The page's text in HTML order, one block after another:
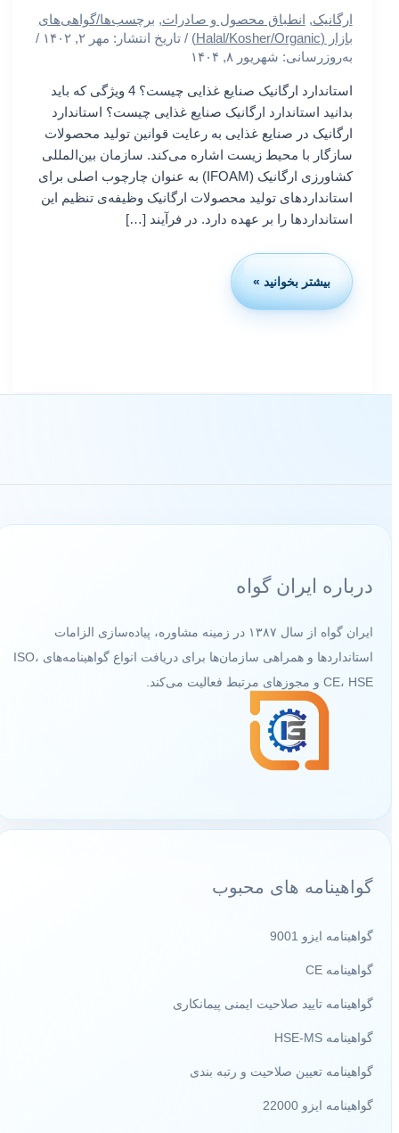
ارگانیک,انطباق محصول و صادرات,برچسب‌ها/گواهی‌های
بازار (Halal/Kosher/Organic)
/ تاریخ انتشار: مهر ۲, ۱۴۰۲
/
به‌روزرسانی: شهریور ۸, ۱۴۰۴
استاندارد ارگانیک صنایع غذایی چیست؟ 4 ویژگی که باید
بدانید استاندارد ارگانیک صنایع غذایی چیست؟ استاندارد
ارگانیک در صنایع غذایی به رعایت قوانین تولید محصولات
سازگار با محیط زیست اشاره می‌کند. سازمان بین‌المللی
کشاورزی ارگانیک (IFOAM) به عنوان چارچوب اصلی برای
استانداردهای تولید محصولات ارگانیک وظیفه‌ی تنظیم این
استانداردها را بر عهده دارد. در فرآیند […]
استاندارد
ارگانیک
بیشتر بخوانید »
درباره ایران گواه
ایران گواه از سال ۱۳۸۷ در زمینه مشاوره، پیاده‌سازی الزامات
استانداردها و همراهی سازمان‌ها برای دریافت انواع گواهینامه‌های ISO،
CE، HSE و مجوزهای مرتبط فعالیت می‌کند.
گواهینامه های محبوب
گواهینامه ایزو 9001
گواهینامه CE
گواهینامه تایید صلاحیت ایمنی پیمانکاری
گواهینامه HSE-MS
گواهینامه تعیین صلاحیت و رتبه بندی
گواهینامه ایزو 22000